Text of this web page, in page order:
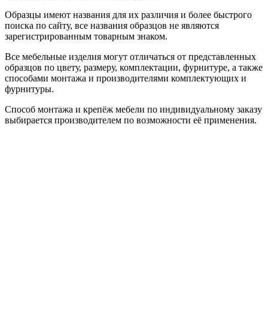
Образцы имеют названия для их различия и более быстрого
поиска по сайту, все названия образцов не являются
зарегистрированным товарным знаком.
Все мебельные изделия могут отличаться от представленных
образцов по цвету, размеру, комплектации, фурнитуре, а также
способами монтажа и производителями комплектующих и
фурнитуры.
Способ монтажа и крепёж мебели по индивидуальному заказу
выбирается производителем по возможности её применения.